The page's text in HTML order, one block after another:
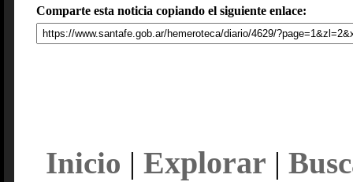
Comparte esta noticia copiando el siguiente enlace:
Inicio | Explorar |